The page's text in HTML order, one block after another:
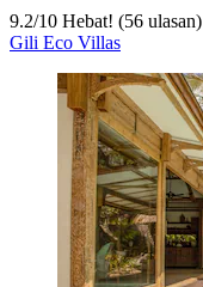
9.2/10 Hebat! (56 ulasan)
Gili Eco Villas